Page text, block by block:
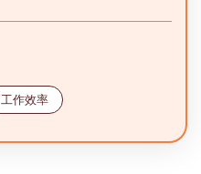
工作效率